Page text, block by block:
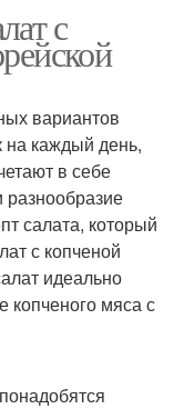
с
вариантов
на каждый день,
в себе
разнообразие
салата, который
с копченой
идеально
копченого мяса с